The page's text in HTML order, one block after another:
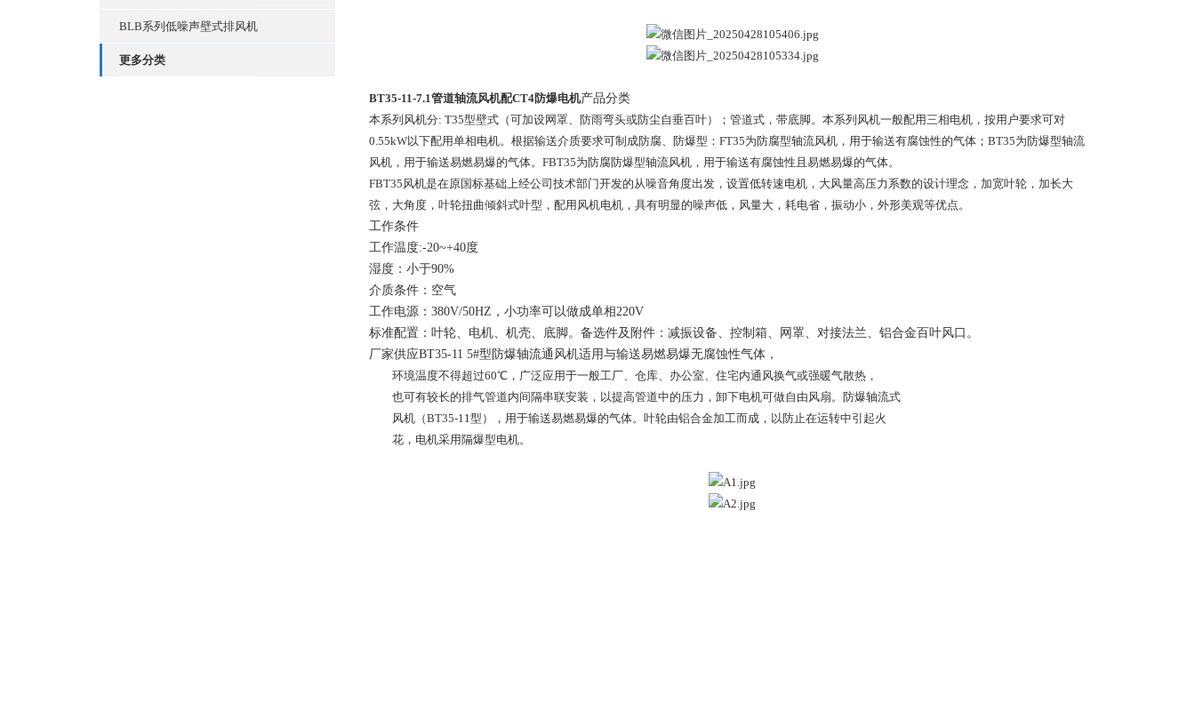
BLB系列低噪声壁式排风机
更多分类
BT35-11-7.1管道轴流风机配CT4防爆电机产品分类
本系列风机分: T35型壁式（可加设网罩、防雨弯头或防尘自垂百叶）；管道式，带底脚。本系列风机一般配用三相电机，按用户要求可对
0.55kW以下配用单相电机。根据输送介质要求可制成防腐、防爆型：FT35为防腐型轴流风机，用于输送有腐蚀性的气体；BT35为防爆型轴流
风机，用于输送易燃易爆的气体。FBT35为防腐防爆型轴流风机，用于输送有腐蚀性且易燃易爆的气体。
FBT35风机是在原国标基础上经公司技术部门开发的从噪音角度出发，设置低转速电机，大风量高压力系数的设计理念，加宽叶轮，加长大
弦，大角度，叶轮扭曲倾斜式叶型，配用风机电机，具有明显的噪声低，风量大，耗电省，振动小，外形美观等优点。
工作条件
工作温度:-20~+40度
湿度：小于90%
介质条件：空气
工作电源：380V/50HZ，小功率可以做成单相220V
标准配置：叶轮、电机、机壳、底脚。备选件及附件：减振设备、控制箱、网罩、对接法兰、铝合金百叶风口。
厂家供应BT35-11 5#型防爆轴流通风机适用与输送易燃易爆无腐蚀性气体，
环境温度不得超过60℃，广泛应用于一般工厂、仓库、办公室、住宅内通风换气或强暖气散热，
也可有较长的排气管道内间隔串联安装，以提高管道中的压力，卸下电机可做自由风扇。防爆轴流式
风机（BT35-11型），用于输送易燃易爆的气体。叶轮由铝合金加工而成，以防止在运转中引起火
花，电机采用隔爆型电机。